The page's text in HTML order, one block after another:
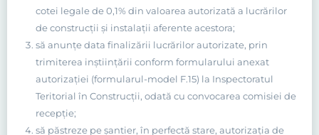
cotei legale de 0,1% din valoarea autorizată a lucrărilor
de construcţii şi instalaţii aferente acestora;
să anunţe data finalizării lucrărilor autorizate, prin
trimiterea inştiinţării conform formularului anexat
autorizaţiei (formularul-model F.15) la Inspectoratul
Teritorial în Construcţii, odată cu convocarea comisiei de
recepţie;
să păstreze pe şantier, în perfectă stare, autorizaţia de